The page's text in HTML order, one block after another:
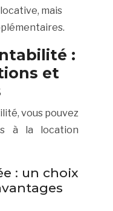
mais
:
et
vous pouvez
à la location
: un choix